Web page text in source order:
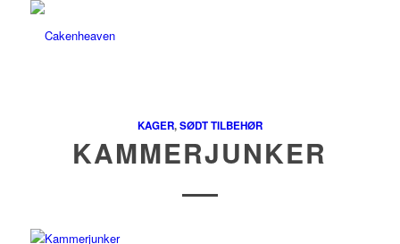
KAGER,SØDT TILBEHØR
KAMMERJUNKER